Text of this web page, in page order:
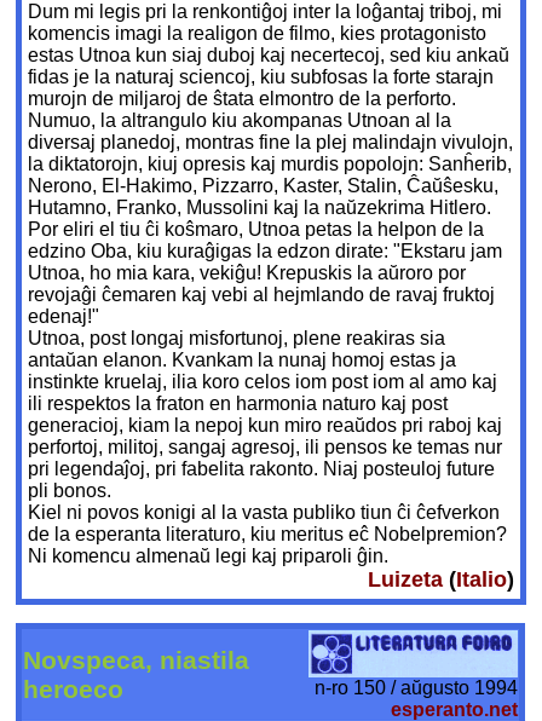
Dum mi legis pri la renkontiĝoj inter la loĝantaj triboj, mi
komencis imagi la realigon de filmo, kies protagonisto
estas Utnoa kun siaj duboj kaj necertecoj, sed kiu ankaŭ
fidas je la naturaj sciencoj, kiu subfosas la forte starajn
murojn de miljaroj de ŝtata elmontro de la perforto.
Numuo, la altrangulo kiu akompanas Utnoan al la
diversaj planedoj, montras fine la plej malindajn vivulojn,
la diktatorojn, kiuj opresis kaj murdis popolojn: Sanĥerib,
Nerono, El-Hakimo, Pizzarro, Kaster, Stalin, Ĉaŭŝesku,
Hutamno, Franko, Mussolini kaj la naŭzekrima Hitlero.
Por eliri el tiu ĉi koŝmaro, Utnoa petas la helpon de la
edzino Oba, kiu kuraĝigas la edzon dirate: "Ekstaru jam
Utnoa, ho mia kara, vekiĝu! Krepuskis la aŭroro por
revojaĝi ĉemaren kaj vebi al hejmlando de ravaj fruktoj
edenaj!"
Utnoa, post longaj misfortunoj, plene reakiras sia
antaŭan elanon. Kvankam la nunaj homoj estas ja
instinkte kruelaj, ilia koro celos iom post iom al amo kaj
ili respektos la fraton en harmonia naturo kaj post
generacioj, kiam la nepoj kun miro reaŭdos pri raboj kaj
perfortoj, militoj, sangaj agresoj, ili pensos ke temas nur
pri legendaĵoj, pri fabelita rakonto. Niaj posteuloj future
pli bonos.
Kiel ni povos konigi al la vasta publiko tiun ĉi ĉefverkon
de la esperanta literaturo, kiu meritus eĉ Nobelpremion?
Ni komencu almenaŭ legi kaj priparoli ĝin.
Luizeta(Italio)
Novspeca, niastila
heroeco
n-ro 150 / aŭgusto 1994
esperanto.net